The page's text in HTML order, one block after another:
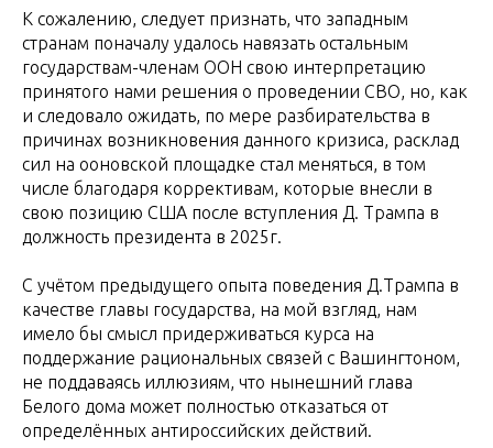
К сожалению, следует признать, что западным
странам поначалу удалось навязать остальным
государствам-членам ООН свою интерпретацию
принятого нами решения о проведении СВО, но, как
и следовало ожидать, по мере разбирательства в
причинах возникновения данного кризиса, расклад
сил на ооновской площадке стал меняться, в том
числе благодаря коррективам, которые внесли в
свою позицию США после вступления Д. Трампа в
должность президента в 2025г.
С учётом предыдущего опыта поведения Д.Трампа в
качестве главы государства, на мой взгляд, нам
имело бы смысл придерживаться курса на
поддержание рациональных связей с Вашингтоном,
не поддаваясь иллюзиям, что нынешний глава
Белого дома может полностью отказаться от
определённых антироссийских действий.